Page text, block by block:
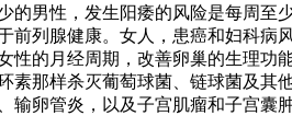
的男性，发生阳痿的风险是每周
前列腺健康。女人，患癌和妇科
性的月经周期，改善卵巢的生理
素那样杀灭葡萄球菌、链球菌及
输卵管炎，以及子宫肌瘤和子宫